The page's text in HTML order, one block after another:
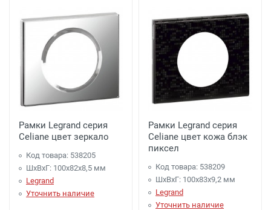
Рамки Legrand серия
Celiane цвет зеркало
Код товара: 538205
ШхВхГ: 100x82x8,5 мм
Legrand
Уточнить наличие
Рамки Legrand серия
Celiane цвет кожа блэк
пиксел
Код товара: 538209
ШхВхГ: 100x83x9,2 мм
Legrand
Уточнить наличие